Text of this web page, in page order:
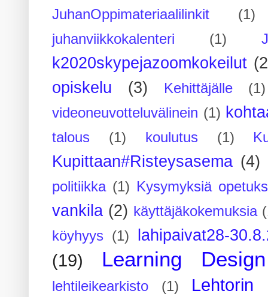
JuhanOppimateriaalilinkit
(1)
juhanviikkokalenteri
(1)
k2020skypejazoomkokeilut
opiskelu
(3) Kehittäjälle
(1)
videoneuvotteluvälinein (1)
talous (1) koulutus (1)
Kupittaan#Risteysasema (4)
politiikka (1) Kysymyksiä
vankila (2) käyttäjäkokemuksia
köyhyys
(1) lahipaivat28-
(19) Learning Design
lehtileikearkisto (1) Lehtorin